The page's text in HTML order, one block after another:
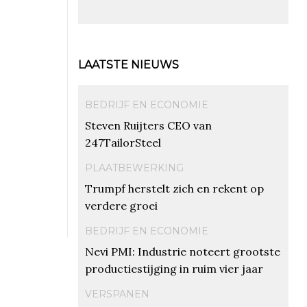
LAATSTE NIEUWS
BEDRIJF EN ECONOMIE
Steven Ruijters CEO van
247TailorSteel
PLAATBEWERKING
Trumpf herstelt zich en rekent op
verdere groei
BEDRIJF EN ECONOMIE
Nevi PMI: Industrie noteert grootste
productiestijging in ruim vier jaar
VERSPANEN